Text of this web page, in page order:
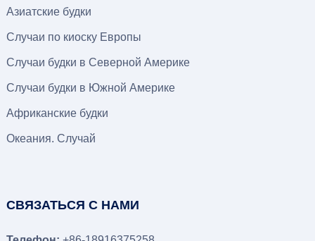
Азиатские будки
Случаи по киоску Европы
Случаи будки в Северной Америке
Случаи будки в Южной Америке
Африканские будки
Океания. Случай
СВЯЗАТЬСЯ С НАМИ